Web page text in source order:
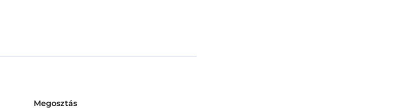
Megosztás